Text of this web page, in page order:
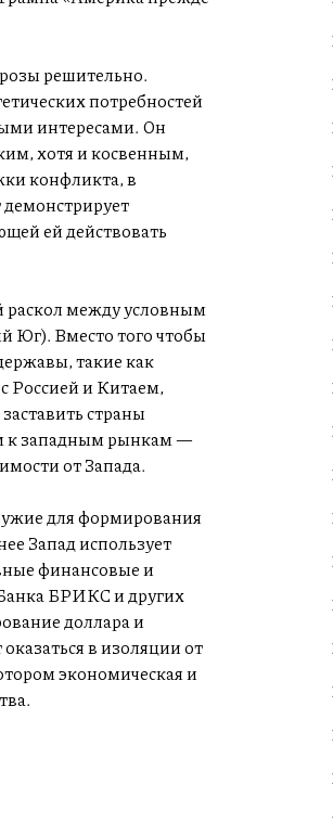
решительно.
потребностей
интересами. Он
хотя и косвенным,
конфликта, в
ей действовать
раскол между условным
Вместо того чтобы
такие как
Россией и Китаем,
страны
к западным рынкам —
от Запада.
для формирования
Запад использует
финансовые и
БРИКС и других
доллара и
в изоляции от
экономическая и